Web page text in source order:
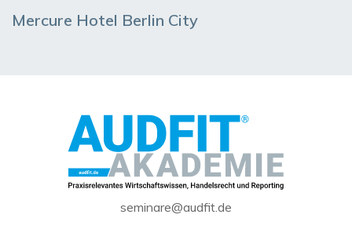
Mercure Hotel Berlin City
seminare@audfit.de